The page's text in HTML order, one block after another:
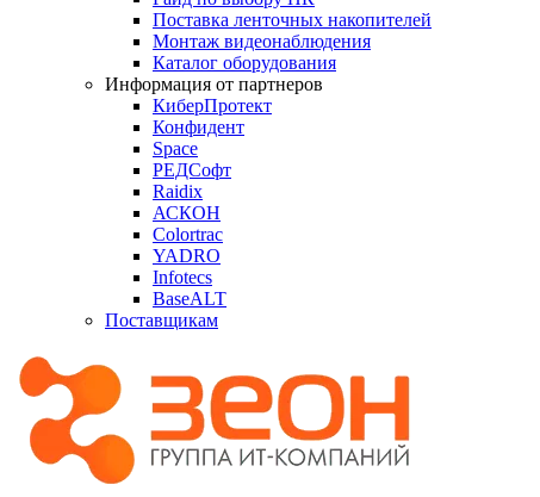
Поставка ленточных накопителей
Монтаж видеонаблюдения
Каталог оборудования
Информация от партнеров
КиберПротект
Конфидент
Space
РЕДСофт
Raidix
АСКОН
Colortrac
YADRO
Infotecs
BaseALT
Поставщикам